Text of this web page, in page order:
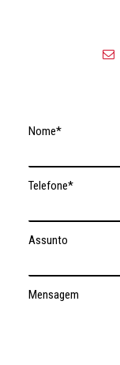
Nome*
Telefone*
Assunto
Mensagem